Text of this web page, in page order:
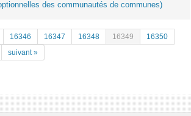
des communautés de communes)
16346 16347 16348 16349
16350
suivant »